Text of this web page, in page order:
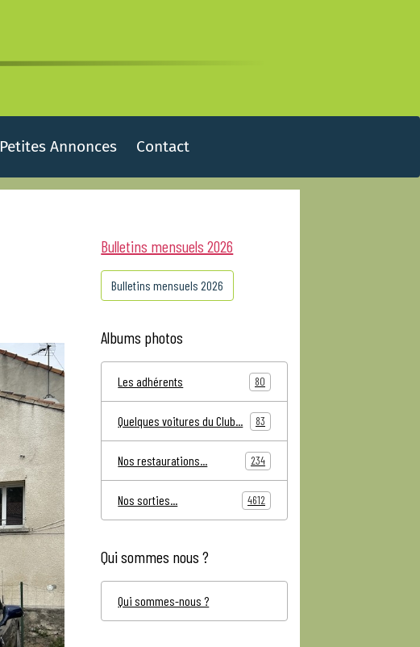
Petites Annonces Contact
Bulletins mensuels 2026
Bulletins mensuels 2026
Albums photos
Les adhérents 80
Quelques voitures du Club... 83
Nos restaurations... 234
Nos sorties... 4612
Qui sommes nous ?
Qui sommes-nous ?